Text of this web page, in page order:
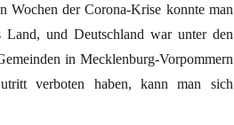
Wochen der Corona-Krise konnte man
Land, und Deutschland war unter den
in Mecklenburg-Vorpommern
verboten haben, kann man sich